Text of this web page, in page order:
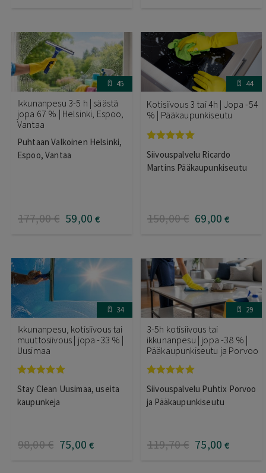
45
Ikkunanpesu 3-5 h | säästä
jopa 67 % | Helsinki, Espoo,
Vantaa
Puhtaan Valkoinen Helsinki,
Espoo, Vantaa
177,00€ 59,00 €
44
Kotisiivous 3 tai 4h | Jopa -54
% | Pääkaupunkiseutu
tuotteesta:
5.00/ 5
Siivouspalvelu Ricardo
Martins Pääkaupunkiseutu
150,00€ 69,00 €
34
Ikkunanpesu, kotisiivous tai
muuttosiivous | jopa -33 % |
Uusimaa
tuotteesta:
5.00/ 5
Stay Clean Uusimaa, useita
kaupunkeja
98,00€ 75,00 €
29
3-5h kotisiivous tai
ikkunanpesu | jopa -38 % |
Pääkaupunkiseutu ja Porvoo
tuotteesta:
5.00/ 5
Siivouspalvelu Puhtix Porvoo
ja Pääkaupunkiseutu
119,70€ 75,00 €